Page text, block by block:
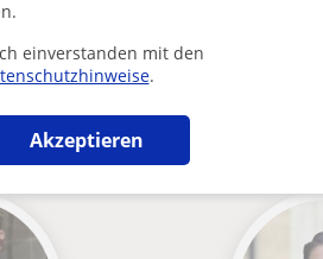
einverstanden mit den
.
Akzeptieren
könnten